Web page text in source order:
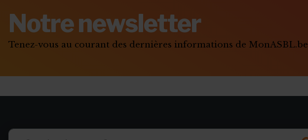
Notre newsletter
Tenez-vous au courant des dernières informations de MonASBL.be